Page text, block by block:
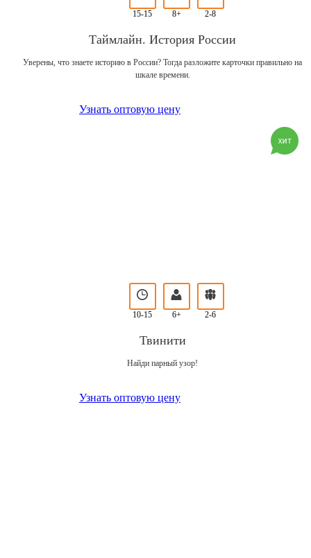
15-15 8+ 2-8
Таймлайн. История России
Уверены, что знаете историю в России? Тогда разложите карточки правильно на
шкале времени.
Узнать оптовую цену
10-15 6+ 2-6
Твинити
Найди парный узор!
Узнать оптовую цену